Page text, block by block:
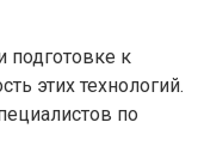
подготовке к
этих технологий.
по